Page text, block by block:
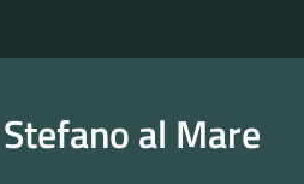
al Mare